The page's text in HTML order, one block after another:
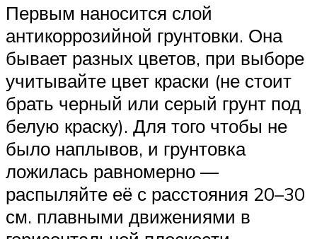
Первым наносится слой
антикоррозийной грунтовки. Она
бывает разных цветов, при выборе
учитывайте цвет краски (не стоит
брать черный или серый грунт под
белую краску). Для того чтобы не
было наплывов, и грунтовка
ложилась равномерно —
распыляйте её с расстояния 20–30
см. плавными движениями в